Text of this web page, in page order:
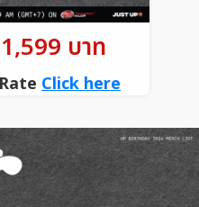
บาท
Click here